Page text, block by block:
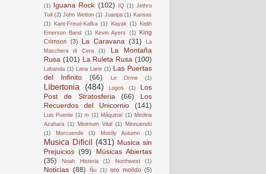
(1) Iguana Rock (102) IQ (1) Jethro
Tull (2) John Wetton (1) Juanpa (1) Kansas
(1)
Kant-Freud-Kafka (1) Kayak (1)
Keith
Emerson Band (1) Kevin Ayers (1)
King
Crimson (3) La Caravana (31)
La
Maschera di Cera
(1)
La Montaña
Rusa (101) La Ruleta Rusa (100)
Labanda (1) Lana Lane (1) Las Puertas
del Infinito
(66) Le Orme (1)
Libertonia (484) Logos (1)
Los
Post de Stratosferia
(66)
Los
Recuerdos del Unicornio
(141)
Luis Puente (1) m (1) Máquina! (1) Medina
Azahara (1) Minimum Vital (1)
Minnuendö
(1)
Morcuende (1) Mostly Autumn (1)
Musica Dificil (431) Musica sin
Prejuicios (99)
Músicas Abiertas
(35)
Noah Histeria (1) Northwest (1)
Noticias (88) Ñu (1) oro molido (5)